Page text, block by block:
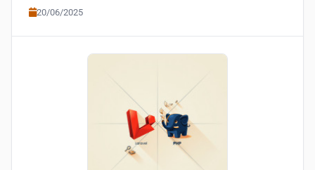
20/06/2025